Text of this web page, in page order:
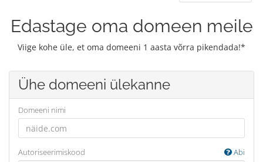
Edastage oma domeen meile
Viige kohe üle, et oma domeeni 1 aasta võrra pikendada!*
Ühe domeeni ülekanne
Domeeni nimi
Autoriseerimiskood Abi